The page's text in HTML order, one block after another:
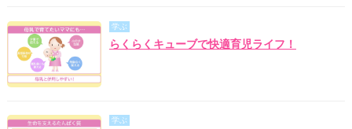
学ぶ
らくらくキューブで快適育児ライフ！
学ぶ